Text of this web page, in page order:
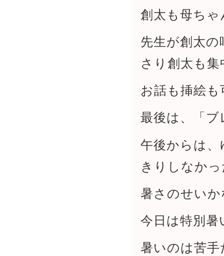
創太も母ち
先生が創太
さり創太も
お話も挿絵
最後は、「
午後からは
きりしなか
暑さのせいか
今日は特別暑
暑いのは苦手